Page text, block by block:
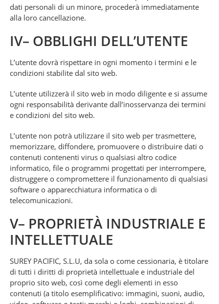
dati personali di un minore, procederà immediatamente
alla loro cancellazione.
IV– OBBLIGHI DELL’UTENTE
L’utente dovrà rispettare in ogni momento i termini e le
condizioni stabilite dal sito web.
L’utente utilizzerà il sito web in modo diligente e si assume
ogni responsabilità derivante dall’inosservanza dei termini
e condizioni del sito web.
L’utente non potrà utilizzare il sito web per trasmettere,
memorizzare, diffondere, promuovere o distribuire dati o
contenuti contenenti virus o qualsiasi altro codice
informatico, file o programmi progettati per interrompere,
distruggere o compromettere il funzionamento di qualsiasi
software o apparecchiatura informatica o di
telecomunicazioni.
V– PROPRIETÀ INDUSTRIALE E
INTELLETTUALE
SUREY PACIFIC, S.L.U, da sola o come cessionaria, è titolare
di tutti i diritti di proprietà intellettuale e industriale del
proprio sito web, così come degli elementi in esso
contenuti (a titolo esemplificativo: immagini, suoni, audio,